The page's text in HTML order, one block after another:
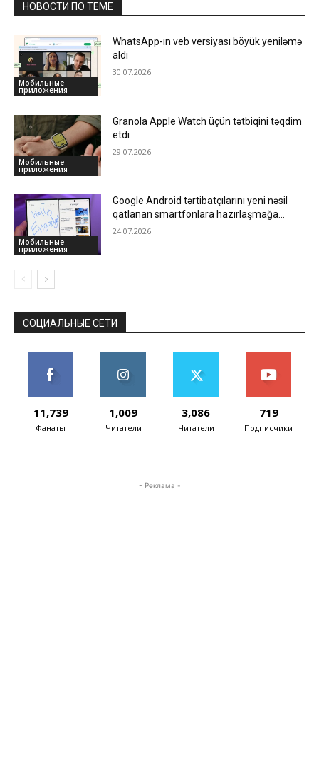
НОВОСТИ ПО ТЕМЕ
Мобильные
приложения
WhatsApp-ın veb versiyası böyük yeniləmə
aldı
30.07.2026
Мобильные
приложения
Granola Apple Watch üçün tətbiqini təqdim
etdi
29.07.2026
Мобильные
приложения
Google Android tərtibatçılarını yeni nəsil
qatlanan smartfonlara hazırlaşmağa
çağırdı
24.07.2026
СОЦИАЛЬНЫЕ СЕТИ
11,739
Фанаты
1,009
Читатели
3,086
Читатели
719
Подписчики
- Реклама -